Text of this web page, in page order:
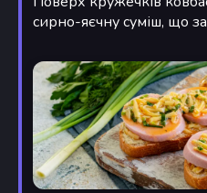
сирно-яєчну суміш, що